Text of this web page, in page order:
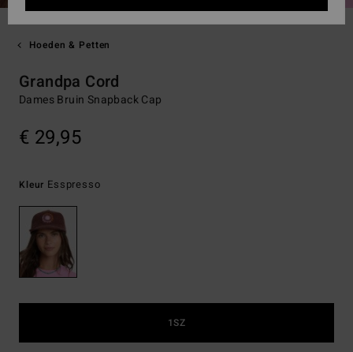
Hoeden & Petten
Grandpa Cord
Dames Bruin Snapback Cap
€ 29,95
Kleur Esspresso
1SZ